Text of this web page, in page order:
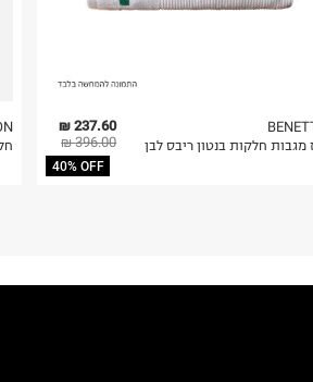
237.60 ₪
396.00 ₪
40% OFF
מגבות חלקות בנטון ריבס לבן